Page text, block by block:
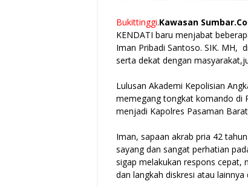
Bukittinggi.Kawasan
KENDATI baru menjabat
Iman Pribadi Santoso. SIK. MH,
serta dekat dengan
Lulusan Akademi Kepolisian
memegang tongkat komando di
menjadi Kapolres Pasaman
Iman, sapaan akrab pria 42
sayang dan sangat perhatian
sigap melakukan respons cepat,
dan langkah diskresi atau